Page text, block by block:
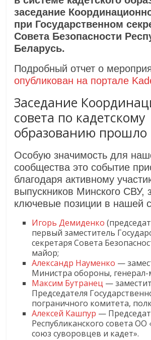
заседание
при Государственном
Совета Безопасности
Беларусь.
Подробный отчет о
опубликован на портале
Заседание
совета по кадетскому
образованию прошло
Особую значимость для
сообщества это событие
благодаря активному
выпускников Минского
ключевые позиции в нашей
Игорь Демиденко
первый заместитель
секретаря Совета
майор;
Александр Науменко —
Министра обороны, генерал-
Максим Бутранец —
Председателя
пограничного комитета,
Алексей Кашпур —
Республиканского совета ОО
союз суворовцев и кадет».